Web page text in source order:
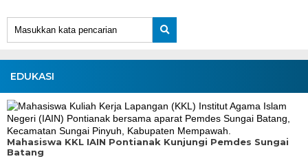
EDUKASI
Mahasiswa KKL IAIN Pontianak Kunjungi Pemdes Sungai
Batang